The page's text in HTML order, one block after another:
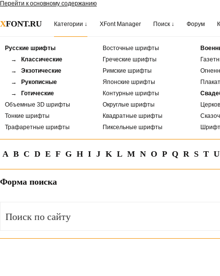
Перейти к основному содержанию
XFONT.RU Категории ↓ XFont Manager Поиск ↓ Форум
Русские шрифты
→ Классические
→ Экзотические
→ Рукописные
→ Готические
Объемные 3D шрифты
Тонкие шрифты
Трафаретные шрифты
Восточные шрифты
Греческие шрифты
Римские шрифты
Японские шрифты
Контурные шрифты
Округлые шрифты
Квадратные шрифты
Пиксельные шрифты
A B C D E F G H I J K L M N O P Q R S T U
Форма поиска